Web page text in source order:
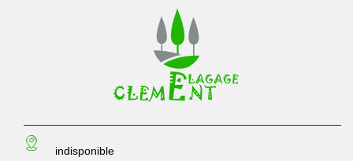
indisponible